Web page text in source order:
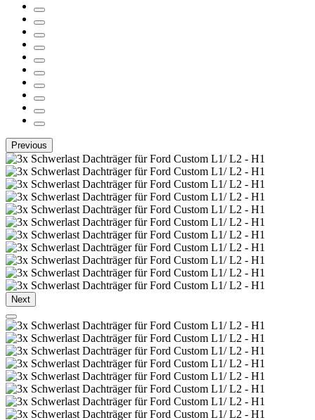
Previous
Next